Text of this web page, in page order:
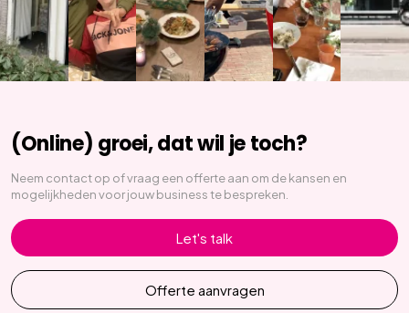
(Online) groei, dat wil je toch?
Neem contact op of vraag een offerte aan om de kansen en
mogelijkheden voor jouw business te bespreken.
Let's talk
Offerte aanvragen